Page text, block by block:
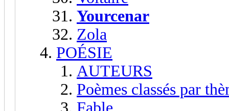
Yourcenar
Zola
POÉSIE
AUTEURS
Poèmes classés par